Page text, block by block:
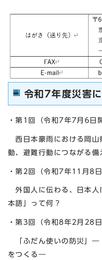
令和7年度災害
・第1回（令和7年7月6日
西日本豪雨における岡山
動、避難行動につながる備
・第2回（令和7年11月8日
外国人に伝わる、日本人
本語」って何？
・第3回（令和8年2月28日
「ふだん使いの防災」―
をつくる―